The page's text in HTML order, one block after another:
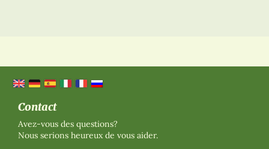
Contact
Avez-vous des questions?
Nous serions heureux de vous aider.